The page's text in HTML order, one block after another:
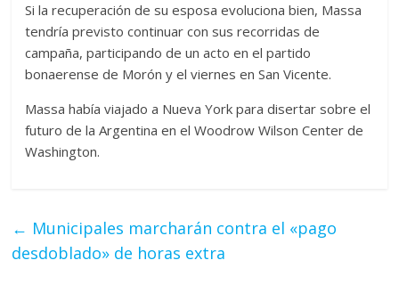
Si la recuperación de su esposa evoluciona bien, Massa
tendría previsto continuar con sus recorridas de
campaña, participando de un acto en el partido
bonaerense de Morón y el viernes en San Vicente.
Massa había viajado a Nueva York para disertar sobre el
futuro de la Argentina en el Woodrow Wilson Center de
Washington.
← Municipales marcharán contra el «pago
desdoblado» de horas extra